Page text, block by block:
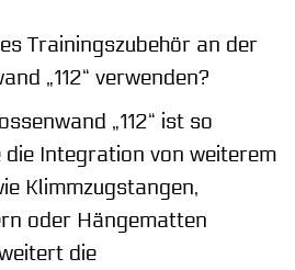
Trainingszubehör an der
„112“ verwenden?
„112“ ist so
die Integration von weiterem
Klimmzugstangen,
oder Hängematten
die